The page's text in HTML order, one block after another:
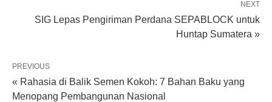
NEXT
SIG Lepas Pengiriman Perdana SEPABLOCK untuk
Huntap Sumatera »
PREVIOUS
« Rahasia di Balik Semen Kokoh: 7 Bahan Baku yang
Menopang Pembangunan Nasional